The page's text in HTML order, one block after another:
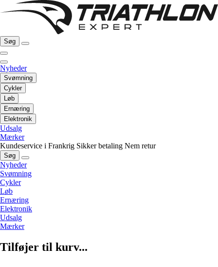
Søg
Nyheder
Svømning
Cykler
Løb
Ernæring
Elektronik
Udsalg
Mærker
Kundeservice i Frankrig Sikker betaling Nem retur
Søg
Nyheder
Svømning
Cykler
Løb
Ernæring
Elektronik
Udsalg
Mærker
Tilføjer til kurv...